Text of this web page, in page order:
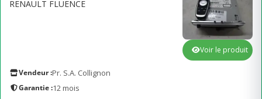
RENAULT FLUENCE
Vendeur :Pr. S.A. Collignon
Garantie :12 mois
Voir le produit